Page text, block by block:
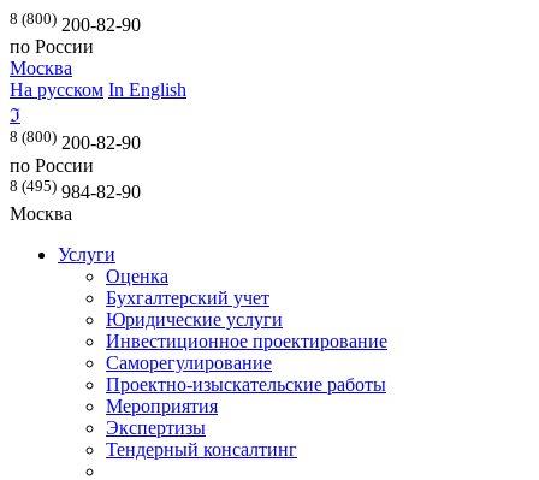
8 (800) 200-82-90
по России
Москва
На русском In English
ℑ
8 (800) 200-82-90
по России
8 (495) 984-82-90
Москва
Услуги
Оценка
Бухгалтерский учет
Юридические услуги
Инвестиционное проектирование
Саморегулирование
Проектно-изыскательские работы
Мероприятия
Экспертизы
Тендерный консалтинг